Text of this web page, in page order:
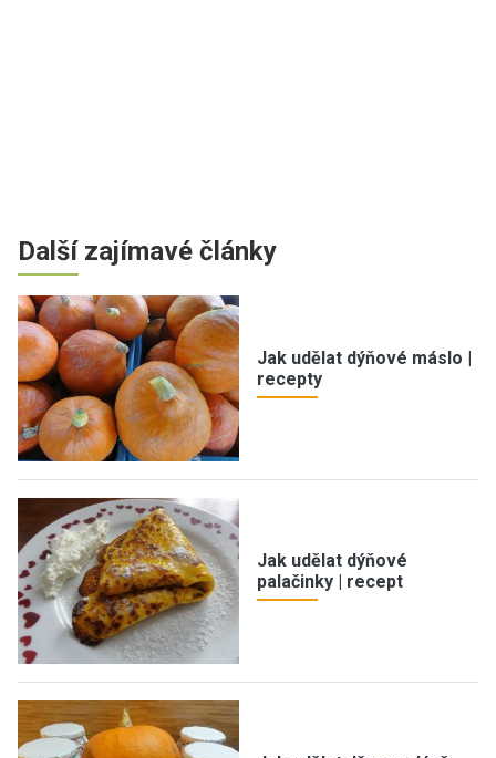
Další zajímavé články
Jak udělat dýňové máslo |
recepty
Jak udělat dýňové
palačinky | recept